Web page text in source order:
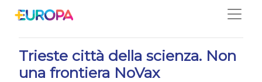
21/10/2021
Trieste città della scienza. Non
una frontiera NoVax